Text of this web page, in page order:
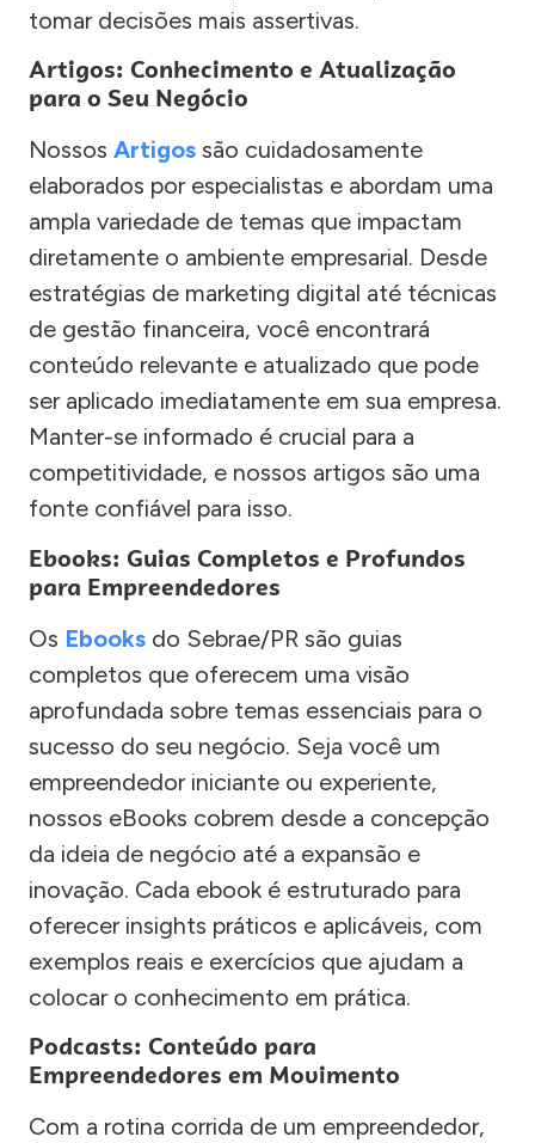
tomar decisões mais assertivas.
Artigos: Conhecimento e Atualização
para o Seu Negócio
Nossos Artigos são cuidadosamente
elaborados por especialistas e abordam uma
ampla variedade de temas que impactam
diretamente o ambiente empresarial. Desde
estratégias de marketing digital até técnicas
de gestão financeira, você encontrará
conteúdo relevante e atualizado que pode
ser aplicado imediatamente em sua empresa.
Manter-se informado é crucial para a
competitividade, e nossos artigos são uma
fonte confiável para isso.
Ebooks: Guias Completos e Profundos
para Empreendedores
Os Ebooks do Sebrae/PR são guias
completos que oferecem uma visão
aprofundada sobre temas essenciais para o
sucesso do seu negócio. Seja você um
empreendedor iniciante ou experiente,
nossos eBooks cobrem desde a concepção
da ideia de negócio até a expansão e
inovação. Cada ebook é estruturado para
oferecer insights práticos e aplicáveis, com
exemplos reais e exercícios que ajudam a
colocar o conhecimento em prática.
Podcasts: Conteúdo para
Empreendedores em Movimento
Com a rotina corrida de um empreendedor,